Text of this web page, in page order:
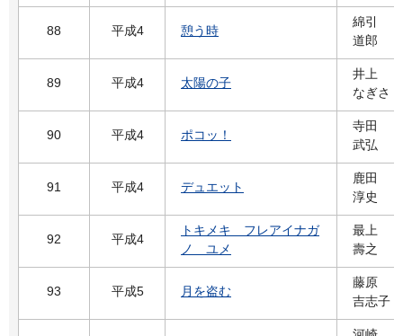
88 平成4 憩う時
綿引
道郎
89 平成4 太陽の子
井上
なぎさ
90 平成4 ポコッ！
寺田
武弘
91 平成4 デュエット
鹿田
淳史
92 平成4
トキメキ フレアイナガ
ノ ユメ
最上
壽之
93 平成5 月を盗む
藤原
吉志子